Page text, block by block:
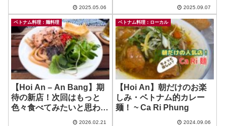
Xanh
2025.05.06
Noi
2025.09.07
ベトナム料理：麺料理
【Hoi An – An Bang】期
待の新店！次回はもっと
色々食べてみたいと思わせ
2026.02.21
ベトナム料理：ローカル
【Hoi An】朝だけのお楽
しみ・ベトナム的カレー
麺！ ~ Ca Ri Phung
2024.09.06